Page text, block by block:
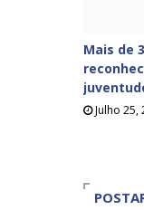
Mais de
Julho 25,